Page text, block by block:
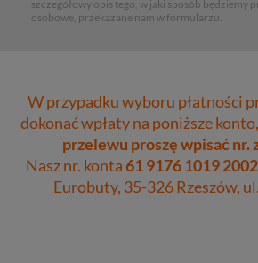
szczegółowy opis tego, w jaki sposób będziemy
osobowe, przekazane nam w formularzu.
W przypadku wyboru płatności
dokonać wpłaty na poniższe konto,
przelewu proszę wpisać nr.
Nasz nr. konta61 9176 1019
Eurobuty, 35-326 Rzeszów,